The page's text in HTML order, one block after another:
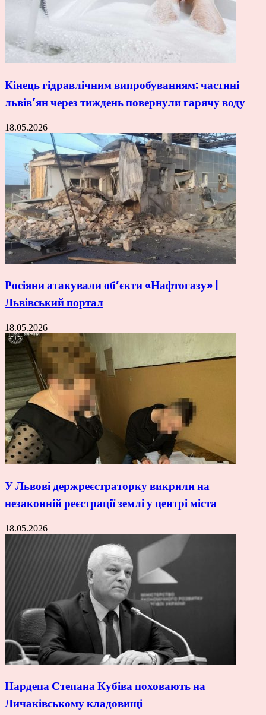
Кінець гідравлічним випробуванням: частині
львів’ян через тиждень повернули гарячу воду
18.05.2026
Росіяни атакували об’єкти «Нафтогазу» |
Львівський портал
18.05.2026
У Львові держреєстраторку викрили на
незаконній реєстрації землі у центрі міста
18.05.2026
Нардепа Степана Кубіва поховають на
Личаківському кладовищі